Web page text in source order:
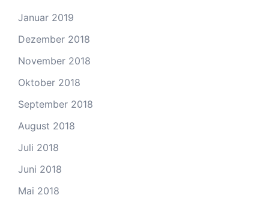
Januar 2019
Dezember 2018
November 2018
Oktober 2018
September 2018
August 2018
Juli 2018
Juni 2018
Mai 2018